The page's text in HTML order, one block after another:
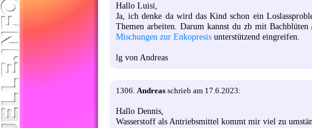
Hallo Luisi,
Ja, ich denke da wird das Kind schon ein
Themen arbeiten. Darum kannst du zb mit Bachblüten
Mischungen zur Enkopresis unterstützend eingreifen.
lg von Andreas
1306. Andreas schrieb am 17.6.2023:
Hallo Dennis,
Wasserstoff als Antriebsmittel kommt mir viel zu